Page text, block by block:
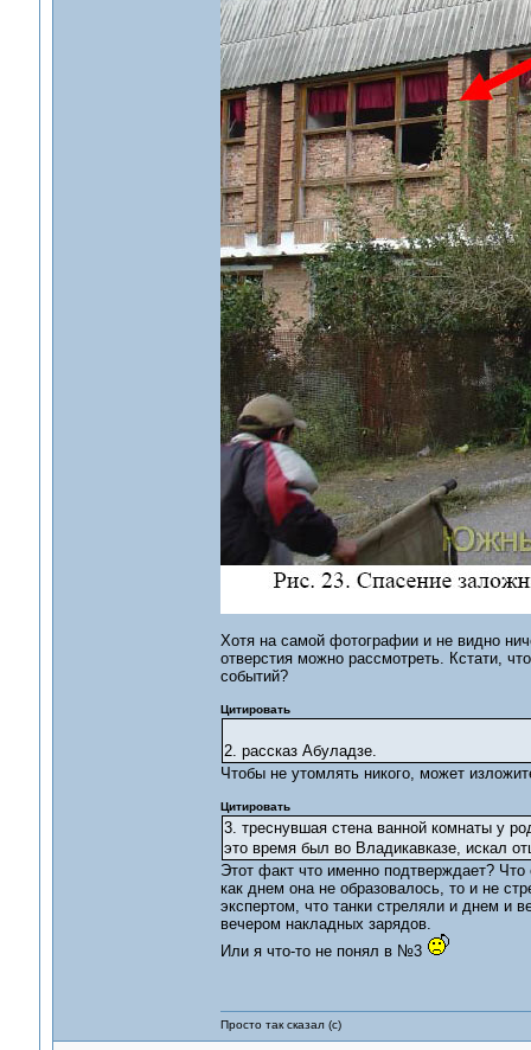
Хотя на самой фотографии и не видно
отверстия можно рассмотреть. Кстати,
событий?
Цитировать
2. рассказ Абуладзе.
Чтобы не утомлять никого, может
Цитировать
3. треснувшая стена ванной комнаты у
это время был во Владикавказе, искал
Этот факт что именно подтверждает?
как днем она не образовалось, то и не
экспертом, что танки стреляли и днем и
вечером накладных зарядов.
Или я что-то не понял в №3
Просто так сказал (с)